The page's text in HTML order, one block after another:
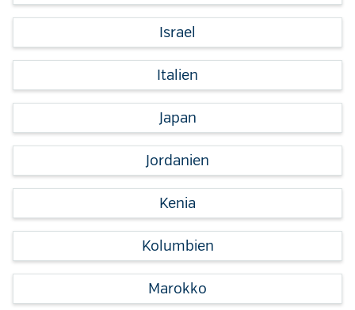
Israel
Italien
Japan
Jordanien
Kenia
Kolumbien
Marokko